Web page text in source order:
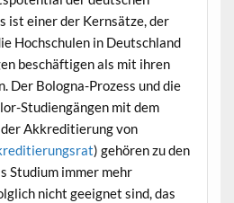
ist einer der Kernsätze, der
Hochschulen in Deutschland
beschäftigen als mit ihren
Der Bologna-Prozess und die
Studiengängen mit dem
Akkreditierung von
) gehören zu den
Studium immer mehr
nicht geeignet sind, das